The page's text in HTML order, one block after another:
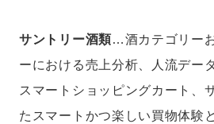
サントリー酒類…酒カテゴリー
ーにおける売上分析、人流デー
スマートショッピングカート、
たスマートかつ楽しい買物体験